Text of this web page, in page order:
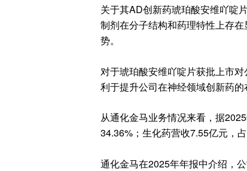
关于其AD创新药琥珀酸安维吖啶
制剂在分子结构和药理特性上存
势。
对于琥珀酸安维吖啶片获批上市
利于提升公司在神经领域创新药
从通化金马业务情况来看，据
34.36%；生化药营收7.55亿元，
通化金马在2025年年报中介绍，